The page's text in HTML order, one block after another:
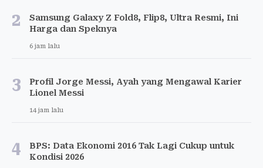
2
Samsung Galaxy Z Fold8, Flip8, Ultra Resmi, Ini
Harga dan Speknya
6 jam lalu
3
Profil Jorge Messi, Ayah yang Mengawal Karier
Lionel Messi
14 jam lalu
4
BPS: Data Ekonomi 2016 Tak Lagi Cukup untuk
Kondisi 2026